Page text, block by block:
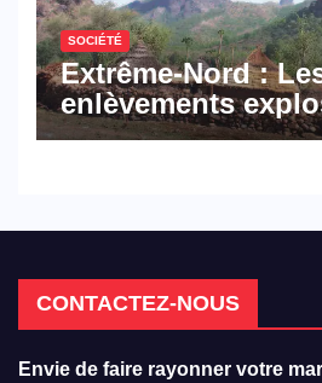
SOCIÉTÉ
Extrême-Nord :
enlèvements
308 victimes en
CONTACTEZ-NOUS
Envie de faire rayonner votre